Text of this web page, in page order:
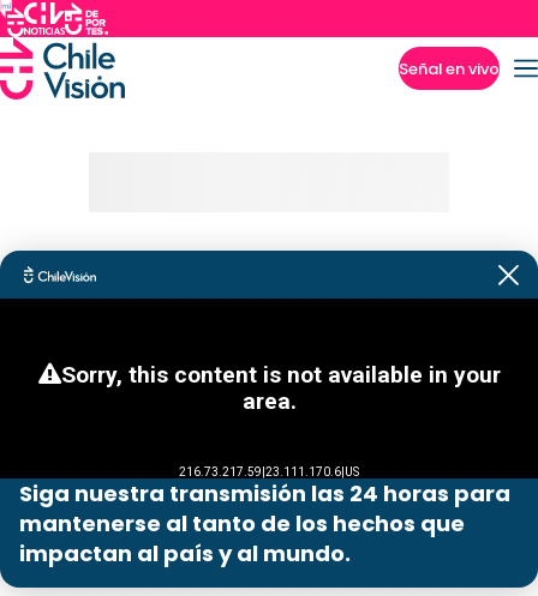
Señal en vivo
Siga nuestra transmisión las 24 horas para
mantenerse al tanto de los hechos que
impactan al país y al mundo.
Programas